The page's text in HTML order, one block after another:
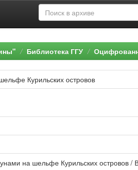
Библиотека ГГУ
Курильских островов
на шельфе Курильских островов